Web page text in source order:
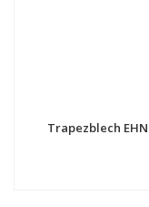
Trapezblech